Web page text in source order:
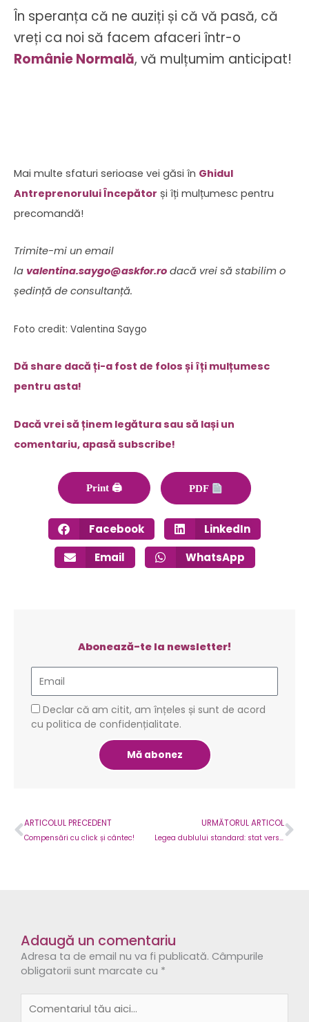
În speranța că ne auziți și că vă pasă, că
vreți ca noi să facem afaceri într-o
Românie Normală, vă mulțumim anticipat!
Mai multe sfaturi serioase vei găsi în Ghidul
Antreprenorului Începător și îți mulțumesc pentru
precomandă!
Trimite-mi un email
la valentina.saygo@askfor.ro dacă vrei să stabilim o
ședință de consultanță.
Foto credit: Valentina Saygo
Dă share dacă ți-a fost de folos și îți mulțumesc
pentru asta!
Dacă vrei să ținem legătura sau să lași un
comentariu, apasă subscribe!
Print 🖨 PDF
Facebook
LinkedIn
Email
WhatsApp
Abonează-te la newsletter!
GDPRDeclar că am citit, am înțeles și sunt de acord
cu politica de confidențialitate.
Mă abonez
Prev
ARTICOLUL PRECEDENT
Compensări cu click și cântec!
URMĂTORUL ARTICOL
Legea dublului standard: stat versus privat
Adaugă un comentariu
Adresa ta de email nu va fi publicată. Câmpurile
obligatorii sunt marcate cu *
tău